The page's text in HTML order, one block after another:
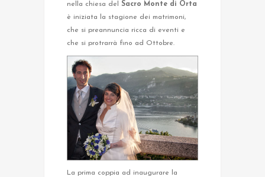
nella chiesa del Sacro Monte di Orta
è iniziata la stagione dei matrimoni,
che si preannuncia ricca di eventi e
che si protrarrà fino ad Ottobre.
La prima coppia ad inaugurare la